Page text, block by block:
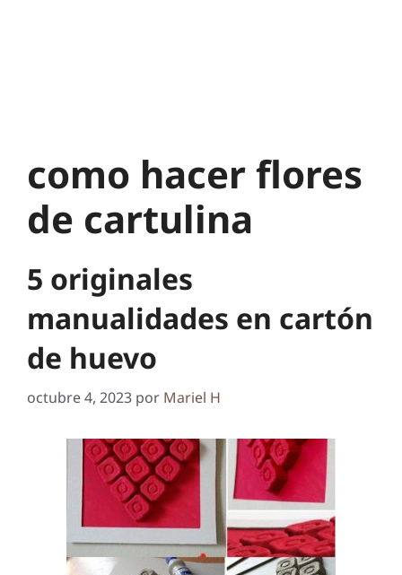
como hacer flores
de cartulina
5 originales
manualidades en cartón
de huevo
octubre 4, 2023 por Mariel H